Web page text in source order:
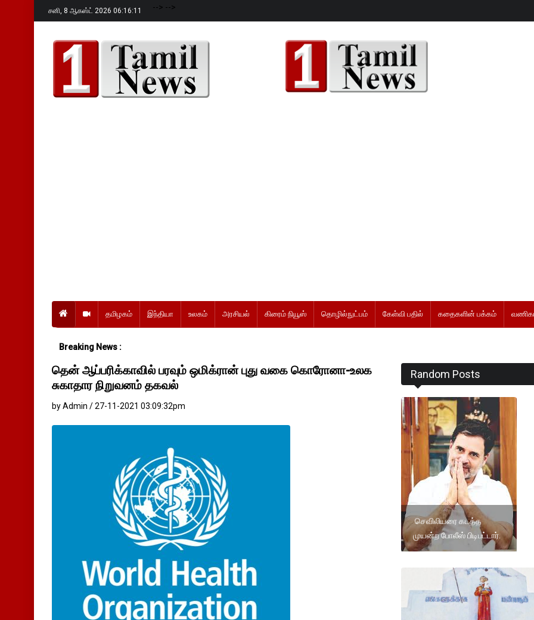
சனி, 8 ஆகஸ்ட் 2026 06:16:12 --> -->
தமிழகம் இந்தியா உலகம் அரசியல் கிரைம் நியூஸ் தொழில்நுட்பம் கேள்வி பதில் கதைகளின் பக்கம்
Breaking News :
தென் ஆப்பரிக்காவில் பரவும் ஒமிக்ரான் புது வகை கொரோனா-உலக
சுகாதார நிறுவனம் தகவல்
by Admin / 27-11-2021 03:09:32pm
Random Posts
செவிலியரை கடத்த
முயன்ற போலீஸ் பிடிபட்டார்.